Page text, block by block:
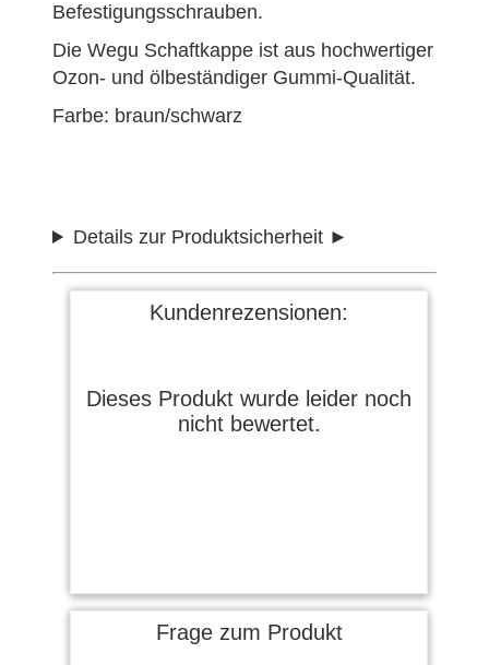
Befestigungsschrauben.
Die Wegu Schaftkappe ist aus hochwertiger
Ozon- und ölbeständiger Gummi-Qualität.
Farbe: braun/schwarz
Details zur Produktsicherheit
Kundenrezensionen:
Dieses Produkt wurde leider noch
nicht bewertet.
Frage zum Produkt